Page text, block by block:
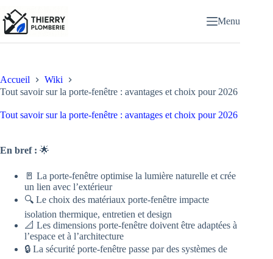
au
contenu
Menu
Accueil
Wiki
Tout savoir sur la porte-fenêtre : avantages et choix pour 2026
Tout savoir sur la porte-fenêtre : avantages et choix pour 2026
En bref : 🌟
🚪 La porte-fenêtre optimise la lumière naturelle et crée
un lien avec l’extérieur
🔍 Le choix des matériaux porte-fenêtre impacte
isolation thermique, entretien et design
📐 Les dimensions porte-fenêtre doivent être adaptées à
l’espace et à l’architecture
🔒 La sécurité porte-fenêtre passe par des systèmes de